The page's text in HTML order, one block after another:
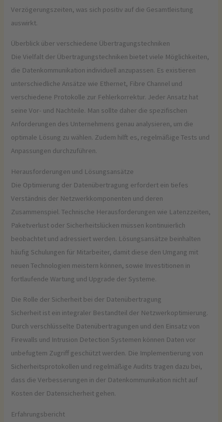
Verzögerungszeiten, was sich positiv auf die Gesamtleistung
auswirkt.
Überblick über verschiedene Übertragungstechniken
Die Vielfalt der Übertragungstechniken bietet viele Möglichkeiten,
die Datenkommunikation individuell anzupassen. Es existieren
unterschiedliche Ansätze wie Ethernet, Fibre Channel und
verschiedene Protokolle zur Fehlerkorrektur. Jeder Ansatz hat
seine Vor- und Nachteile. Man sollte daher die spezifischen
Anforderungen des Unternehmens genau analysieren, um die
optimale Lösung zu wählen. Zudem hilft es, regelmäßige Tests und
Anpassungen durchzuführen.
Herausforderungen und Lösungsansätze
Die Optimierung der Datenübertragung erfordert ein tiefes
Verständnis der Netzwerkkomponenten und deren
Zusammenspiel. Technische Herausforderungen wie Latenzzeiten,
Paketverlust oder Sicherheitslücken müssen kontinuierlich
beobachtet und adressiert werden. Lösungsansätze beinhalten
häufig Schulungen für Mitarbeiter, damit diese den Umgang mit
neuen Technologien meistern können, sowie Investitionen in
fortlaufende Wartung und Upgrade der Systeme.
Die Rolle der Sicherheit bei der Datenübertragung
Sicherheit ist ein integraler Bestandteil der Netzwerkoptimierung.
Durch verschlüsselte Datenübertragungen und den Einsatz von
Firewalls und Intrusion Detection Systemen können Daten vor
unbefugtem Zugriff geschützt werden. Die Implementierung von
Sicherheitsprotokollen und regelmäßige Audits tragen dazu bei,
dass die Verbesserungen in der Datenkommunikation nicht auf
Kosten der Datensicherheit gehen.
Erfahrungsbericht